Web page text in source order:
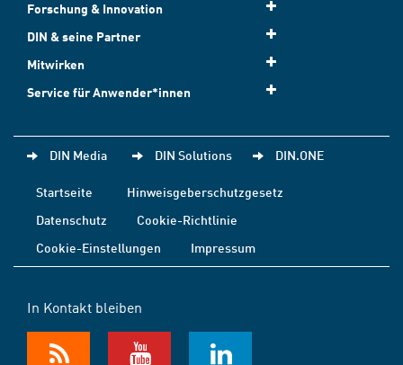
Forschung & Innovation
DIN & seine Partner
Mitwirken
Service für Anwender*innen
DIN Media DIN Solutions DIN.ONE
Startseite
Hinweisgeberschutzgesetz
Datenschutz
Cookie-Richtlinie
Cookie-Einstellungen
Impressum
In Kontakt bleiben